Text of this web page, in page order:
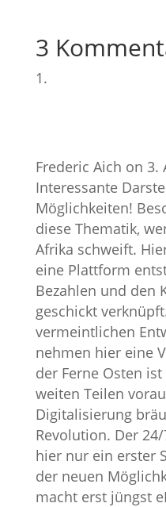
3
Frederic Aich on 3.
Interessante
Möglichkeiten!
diese Thematik,
Afrika schweift.
eine Plattform
Bezahlen und den
geschickt
vermeintlichen
nehmen hier eine
der Ferne Osten
weiten Teilen
Digitalisierung
Revolution. Der
hier nur ein erster
der neuen
macht erst jüngst